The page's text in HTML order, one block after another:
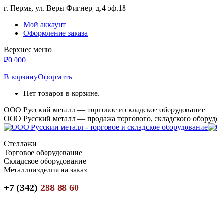
Перейти
содержанию
г. Пермь, ул. Веры Фигнер, д.4 оф.18
Мой аккаунт
Оформление заказа
Верхнее меню
₽0.000
В корзинуОформить
Нет товаров в корзине.
ООО Русский металл — торговое и складское оборудование
ООО Русский металл — продажа торгового, складского
Стеллажи
Торговое оборудование
Складское оборудование
Металлоизделия на заказ
+7 (342) 288 88 60